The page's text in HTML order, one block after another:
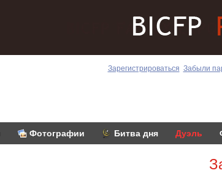
Зарегистрироваться Забыли
Фотографии Битва дня Дуэль